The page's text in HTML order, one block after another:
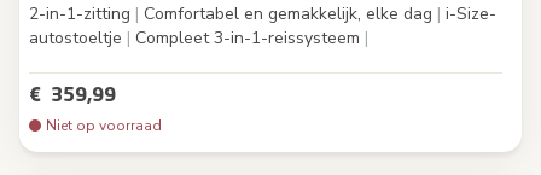
2-in-1-zitting | Comfortabel en gemakkelijk, elke dag | i-Size-
autostoeltje | Compleet 3-in-1-reissysteem |
€ 359,99
Niet op voorraad